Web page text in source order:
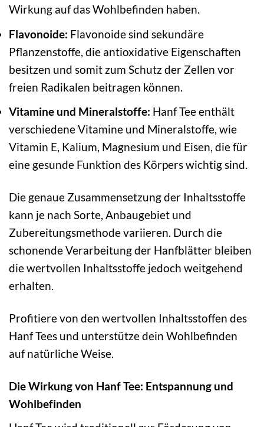
Wirkung auf das Wohlbefinden haben.
Flavonoide: Flavonoide sind sekundäre
Pflanzenstoffe, die antioxidative Eigenschaften
besitzen und somit zum Schutz der Zellen vor
freien Radikalen beitragen können.
Vitamine und Mineralstoffe: Hanf Tee enthält
verschiedene Vitamine und Mineralstoffe, wie
Vitamin E, Kalium, Magnesium und Eisen, die für
eine gesunde Funktion des Körpers wichtig sind.
Die genaue Zusammensetzung der Inhaltsstoffe
kann je nach Sorte, Anbaugebiet und
Zubereitungsmethode variieren. Durch die
schonende Verarbeitung der Hanfblätter bleiben
die wertvollen Inhaltsstoffe jedoch weitgehend
erhalten.
Profitiere von den wertvollen Inhaltsstoffen des
Hanf Tees und unterstütze dein Wohlbefinden
auf natürliche Weise.
Die Wirkung von Hanf Tee: Entspannung und
Wohlbefinden